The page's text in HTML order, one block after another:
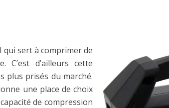
qui sert à comprimer de
d’ailleurs cette
plus prisés du marché.
une place de choix
de compression